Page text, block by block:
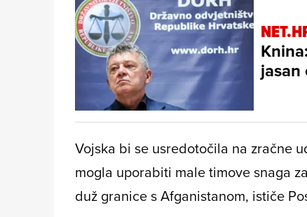
Vojska bi se usredotočila na zračne
mogla uporabiti male timove snaga
duž granice s Afganistanom, ističe